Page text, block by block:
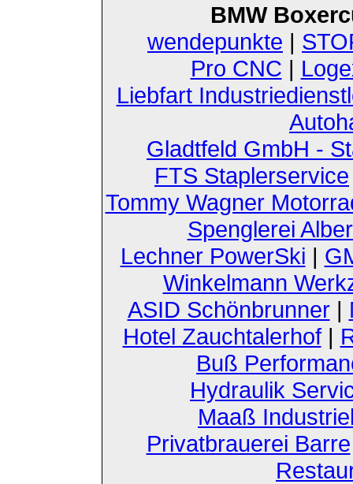
BMW
wendepunkte |
Pro CNC |
Liebfart
Gladtfeld GmbH -
FTS Staplerservice
Tommy Wagner
Spenglerei
Lechner PowerSki |
Winkelmann
ASID Schönbrunner|
Hotel Zauchtalerhof|
Buß
Hydraulik
Maaß
Privatbrauerei Barre